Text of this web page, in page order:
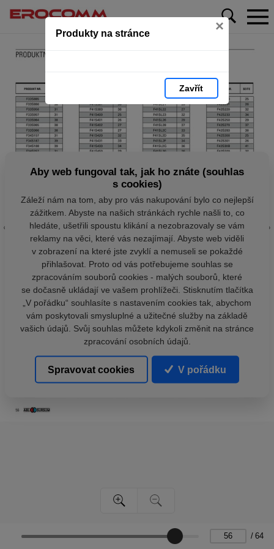
Produkty na stránce ×
Zavřít
/ 64
Aby web fungoval tak, jak ho znáte (souhlas
s cookies)
Záleží nám na tom, aby pro vás nakupování bylo co nejlepší
zážitkem. Abyste na našich stránkách rychle našli to, co
hledáte, ušetřili spoustu klikání a nezobrazovaly se vám
reklamy na věci, které vás nezajímají. Abyste web viděli
v zobrazení na které jste zvyklí a nemuseli se pokaždé
přihlašovat. Proto od vás potřebujeme souhlas se
zpracováním souborů cookies - malých souborů, které
se dočasně ukládají ve vašem prohlížeči. Stisknutím tlačítka
„V pořádku“ souhlasíte s nastavením cookies tak, abychom
vám poskytovali smysluplné a užitečné služby na základě
vašich údajů. Svůj souhlas můžete kdykoli změnit na stránce
zpracování osobních údajů.
Spravovat cookies V pořádku